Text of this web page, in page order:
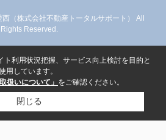
（株式会社不動産トータルサポート） All
Rights Reserved.
ト利用状況把握、サービス向上検討を目的と
用しています。
扱いについて」 をご確認ください。
閉じる